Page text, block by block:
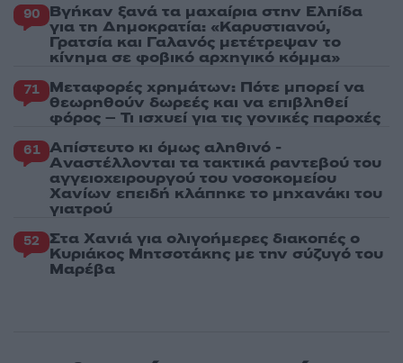
90 Βγήκαν ξανά τα μαχαίρια στην Ελπίδα
για τη Δημοκρατία: «Καρυστιανού,
Γρατσία και Γαλανός μετέτρεψαν το
κίνημα σε φοβικό αρχηγικό κόμμα»
71 Μεταφορές χρημάτων: Πότε μπορεί να
θεωρηθούν δωρεές και να επιβληθεί
φόρος – Τι ισχυεί για τις γονικές παροχές
61 Απίστευτο κι όμως αληθινό -
Aναστέλλονται τα τακτικά ραντεβού του
αγγειοχειρουργού του νοσοκομείου
Χανίων επειδή κλάπηκε το μηχανάκι του
γιατρού
52 Στα Χανιά για ολιγοήμερες διακοπές ο
Κυριάκος Μητσοτάκης με την σύζυγό του
Μαρέβα